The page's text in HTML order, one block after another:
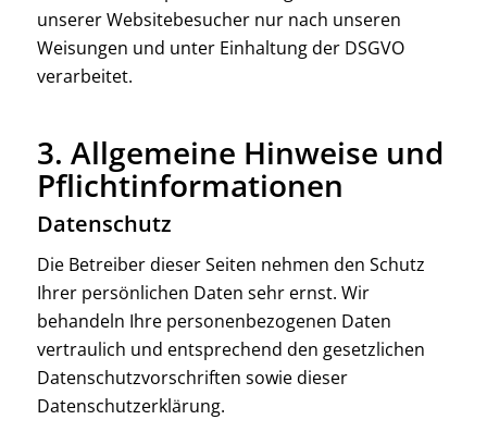
unserer Websitebesucher nur nach unseren
Weisungen und unter Einhaltung der DSGVO
verarbeitet.
3. Allgemeine Hinweise und
Pflicht­informationen
Datenschutz
Die Betreiber dieser Seiten nehmen den Schutz
Ihrer persönlichen Daten sehr ernst. Wir
behandeln Ihre personenbezogenen Daten
vertraulich und entsprechend den gesetzlichen
Datenschutzvorschriften sowie dieser
Datenschutzerklärung.